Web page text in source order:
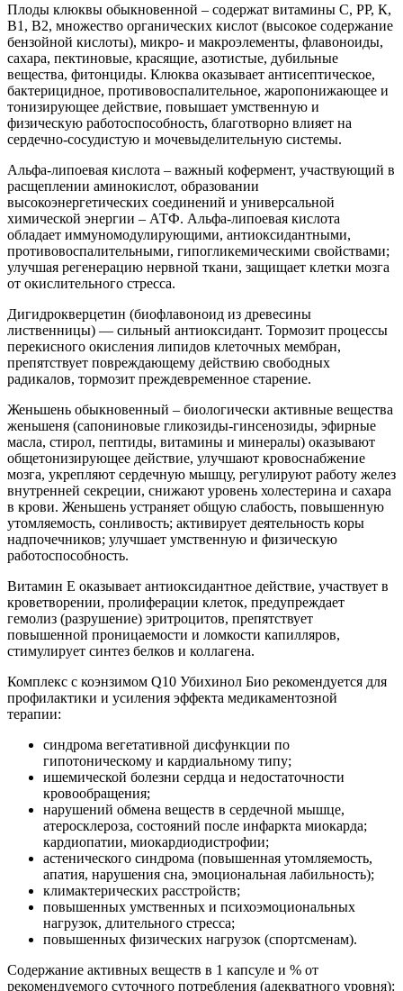
Плоды клюквы обыкновенной – содержат витамины С, РР, К,
В1, В2, множество органических кислот (высокое содержание
бензойной кислоты), микро- и макроэлементы, флавоноиды,
сахара, пектиновые, красящие, азотистые, дубильные
вещества, фитонциды. Клюква оказывает антисептическое,
бактерицидное, противовоспалительное, жаропонижающее и
тонизирующее действие, повышает умственную и
физическую работоспособность, благотворно влияет на
сердечно-сосудистую и мочевыделительную системы.
Альфа-липоевая кислота – важный кофермент, участвующий в
расщеплении аминокислот, образовании
высокоэнергетических соединений и универсальной
химической энергии – АТФ. Альфа-липоевая кислота
обладает иммуномодулирующими, антиоксидантными,
противовоспалительными, гипогликемическими свойствами;
улучшая регенерацию нервной ткани, защищает клетки мозга
от окислительного стресса.
Дигидрокверцетин (биофлавоноид из древесины
лиственницы) — сильный антиоксидант. Тормозит процессы
перекисного окисления липидов клеточных мембран,
препятствует повреждающему действию свободных
радикалов, тормозит преждевременное старение.
Женьшень обыкновенный – биологически активные вещества
женьшеня (сапониновые гликозиды-гинсенозиды, эфирные
масла, стирол, пептиды, витамины и минералы) оказывают
общетонизирующее действие, улучшают кровоснабжение
мозга, укрепляют сердечную мышцу, регулируют работу желез
внутренней секреции, снижают уровень холестерина и сахара
в крови. Женьшень устраняет общую слабость, повышенную
утомляемость, сонливость; активирует деятельность коры
надпочечников; улучшает умственную и физическую
работоспособность.
Витамин Е оказывает антиоксидантное действие, участвует в
кроветворении, пролиферации клеток, предупреждает
гемолиз (разрушение) эритроцитов, препятствует
повышенной проницаемости и ломкости капилляров,
стимулирует синтез белков и коллагена.
Комплекс с коэнзимом Q10 Убихинол Био рекомендуется для
профилактики и усиления эффекта медикаментозной
терапии:
синдрома вегетативной дисфункции по
гипотоническому и кардиальному типу;
ишемической болезни сердца и недостаточности
кровообращения;
нарушений обмена веществ в сердечной мышце,
атеросклероза, состояний после инфаркта миокарда;
кардиопатии, миокардиодистрофии;
астенического синдрома (повышенная утомляемость,
апатия, нарушения сна, эмоциональная лабильность);
климактерических расстройств;
повышенных умственных и психоэмоциональных
нагрузок, длительного стресса;
повышенных физических нагрузок (спортсменам).
Содержание активных веществ в 1 капсуле и % от
рекомендуемого суточного потребления (адекватного уровня):